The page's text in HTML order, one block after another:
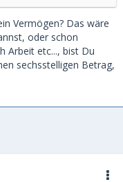
Vermögen? Das wäre
oder schon
Arbeit etc..., bist Du
sechsstelligen Betrag,